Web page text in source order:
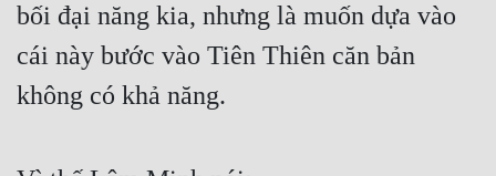
bối đại năng kia, nhưng là muốn dựa vào
cái này bước vào Tiên Thiên căn bản
không có khả năng.